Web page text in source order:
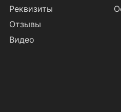
Реквизиты
Отзывы
Видео